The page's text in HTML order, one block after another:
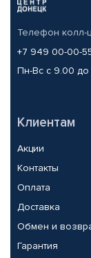
Телефон колл-
+7 949 00-00-
Пн-Вс с 9.00 до
Клиентам
Акции
Контакты
Оплата
Доставка
Обмен и
Гарантия